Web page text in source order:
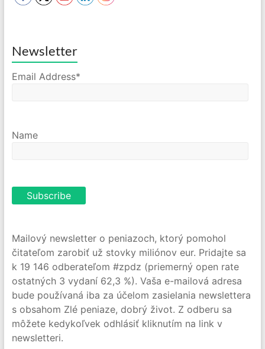
Newsletter
Email Address*
Name
Mailový newsletter o peniazoch, ktorý pomohol
čitateľom zarobiť už stovky miliónov eur. Pridajte sa
k 19 146 odberateľom #zpdz (priemerný open rate
ostatných 3 vydaní 62,3 %). Vaša e-mailová adresa
bude používaná iba za účelom zasielania newslettera
s obsahom Zlé peniaze, dobrý život. Z odberu sa
môžete kedykoľvek odhlásiť kliknutím na link v
newsletteri.